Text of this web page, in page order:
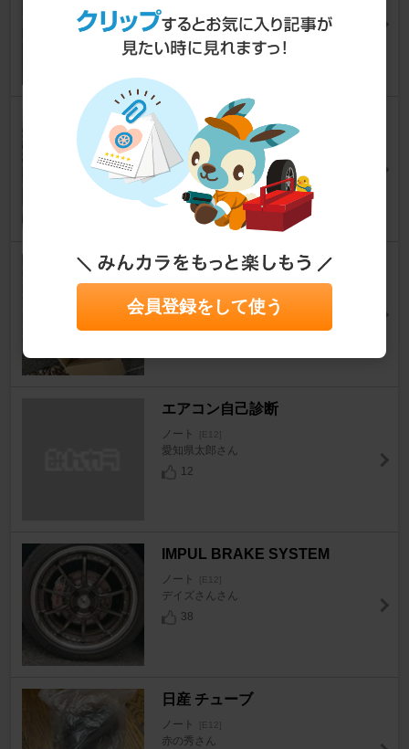
ノート [E12]
23
プラグ交換
ノート [E12]
はにひろさん
20
ブロワモーター交換
teru777さん
エアコン自己診断
ノート [E12]
愛知県太郎さん
12
IMPUL BRAKE SYSTEM
ノート [E12]
デイズさんさん
38
日産 チューブ
ノート [E12]
赤の秀さん
会員登録をして使う